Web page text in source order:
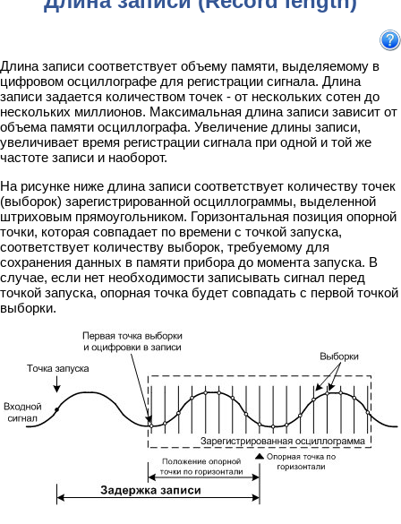
Длина записи соответствует объему памяти, выделяемому в
цифровом осциллографе для регистрации сигнала. Длина
записи задается количеством точек - от нескольких сотен до
нескольких миллионов. Максимальная длина записи зависит от
объема памяти осциллографа. Увеличение длины записи,
увеличивает время регистрации сигнала при одной и той же
частоте записи и наоборот.
На рисунке ниже длина записи соответствует количеству точек
(выборок) зарегистрированной осциллограммы, выделенной
штриховым прямоугольником. Горизонтальная позиция опорной
точки, которая совпадает по времени с точкой запуска,
соответствует количеству выборок, требуемому для
сохранения данных в памяти прибора до момента запуска. В
случае, если нет необходимости записывать сигнал перед
точкой запуска, опорная точка будет совпадать с первой точкой
выборки.